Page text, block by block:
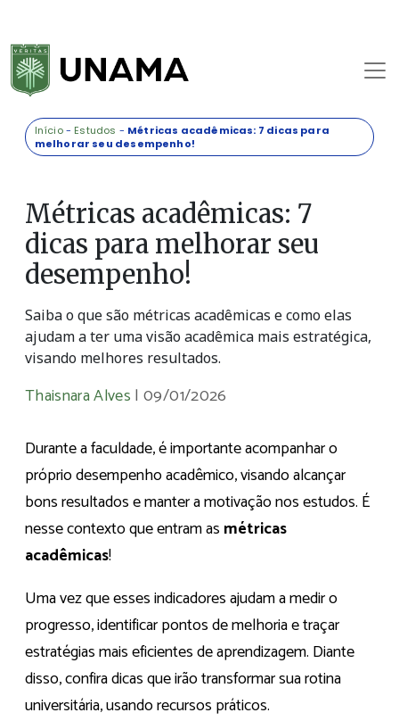
Início- Estudos - Métricas acadêmicas: 7 dicas para
melhorar seu desempenho!
Métricas acadêmicas: 7
dicas para melhorar seu
desempenho!
Saiba o que são métricas acadêmicas e como elas
ajudam a ter uma visão acadêmica mais estratégica,
visando melhores resultados.
Thaisnara Alves |09/01/2026
Durante a faculdade, é importante acompanhar o
próprio desempenho acadêmico, visando alcançar
bons resultados e manter a motivação nos estudos. É
nesse contexto que entram as métricas
acadêmicas!
Uma vez que esses indicadores ajudam a medir o
progresso, identificar pontos de melhoria e traçar
estratégias mais eficientes de aprendizagem. Diante
disso, confira dicas que irão transformar sua rotina
universitária, usando recursos práticos.